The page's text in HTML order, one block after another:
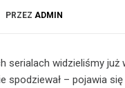
PRZEZ ADMIN
serialach widzieliśmy
spodziewał – pojawia